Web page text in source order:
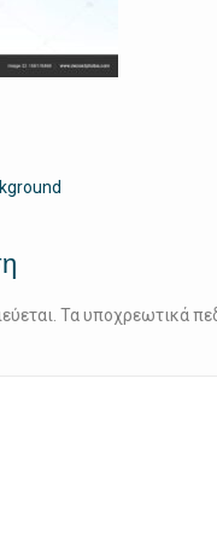
Τα υποχρεωτικά